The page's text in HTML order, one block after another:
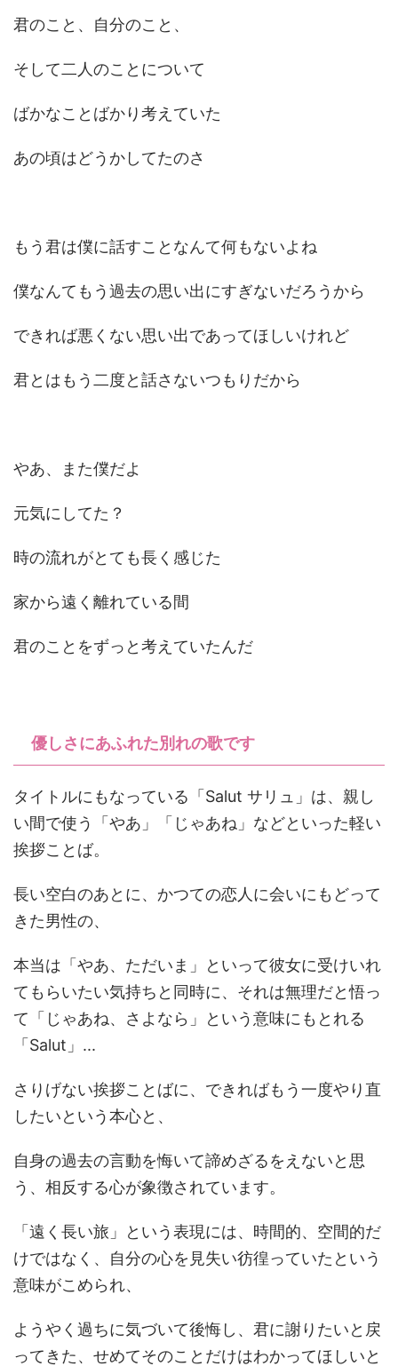
君のこと、自分のこと、
そして二人のことについて
ばかなことばかり考えていた
あの頃はどうかしてたのさ
もう君は僕に話すことなんて何もないよね
僕なんてもう過去の思い出にすぎないだろうから
できれば悪くない思い出であってほしいけれど
君とはもう二度と話さないつもりだから
やあ、また僕だよ
元気にしてた？
時の流れがとても長く感じた
家から遠く離れている間
君のことをずっと考えていたんだ
優しさにあふれた別れの歌です
タイトルにもなっている「Salut サリュ」は、親し
い間で使う「やあ」「じゃあね」などといった軽い
挨拶ことば。
長い空白のあとに、かつての恋人に会いにもどって
きた男性の、
本当は「やあ、ただいま」といって彼女に受けいれ
てもらいたい気持ちと同時に、それは無理だと悟っ
て「じゃあね、さよなら」という意味にもとれる
「Salut」...
さりげない挨拶ことばに、できればもう一度やり直
したいという本心と、
自身の過去の言動を悔いて諦めざるをえないと思
う、相反する心が象徴されています。
「遠く長い旅」という表現には、時間的、空間的だ
けではなく、自分の心を見失い彷徨っていたという
意味がこめられ、
ようやく過ちに気づいて後悔し、君に謝りたいと戻
ってきた、せめてそのことだけはわかってほしいと